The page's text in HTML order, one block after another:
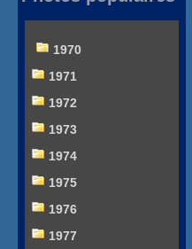
1970
1971
1972
1973
1974
1975
1976
1977